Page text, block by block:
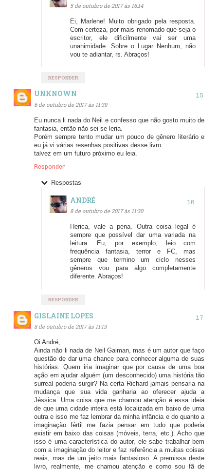
5 de outubro de 2017 às 16:14
Ei, Marlene! Muito obrigado pela resposta.
Com certeza, por mais renomado que seja o
escritor, ele dificilmente vai ser uma
unanimidade. Sobre o Lugar Nenhum, não
vou te adiantar, rs. Abraços!
RESPONDER
UNKNOWN
6 de outubro de 2017 às 11:39
Eu nunca li nada do Neil e confesso que não gosto muito de
fantasia, então não sei se leria.
Porém sempre tento mudar um pouco de gênero literário e
eu já vi várias resenhas positivas desse livro.
talvez em um futuro próximo eu leia.
Responder
Respostas
ANDRÉ
8 de outubro de 2017 às 11:30
Herica, vale a pena. Outra coisa legal é
sempre que possível dar uma variada na
leitura. Eu, por exemplo, leio com
frequência fantasia, terror e FC, mas
sempre que termino um ciclo nesses
gêneros vou para algo completamente
diferente. Abraços!
RESPONDER
GISLAINE LOPES
8 de outubro de 2017 às 11:13
Oi André,
Ainda não li nada de Neil Gaiman, mas é um autor que faço
questão de dar uma chance para conhecer alguma de suas
histórias. Quem iria imaginar que por causa de uma boa
ação em ajudar alguém (um desconhecido) uma história tão
surreal poderia surgir? Na certa Richard jamais pensaria na
mudança que sua vida ganharia ao oferecer ajuda a
Jéssica. Uma coisa que me chamou atenção é essa ideia
de que uma cidade inteira está localizada em baixo de uma
outra e isso me faz lembrar da minha infância e do quanto a
imaginação fértil me fazia pensar em tudo que poderia
existir em baixo das coisas (móveis, terra, etc.). Acho que
isso é uma característica do autor, ele sabe trabalhar bem
com a imaginação do leitor e faz referência a muitas coisas
reais, mas de um jeito mais fantasioso. A premissa deste
livro, realmente, me chamou atenção e como sou fã de